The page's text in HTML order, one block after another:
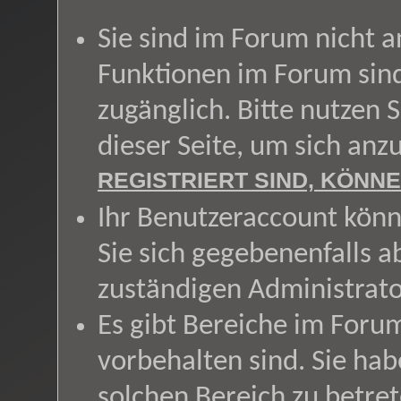
Sie sind im Forum nicht
Funktionen im Forum
zugänglich. Bitte nutzen
dieser Seite, um sich
REGISTRIERT SIND,
Ihr Benutzeraccount
Sie sich gegebenenfalls
zuständigen
Es gibt Bereiche im
vorbehalten sind. Sie